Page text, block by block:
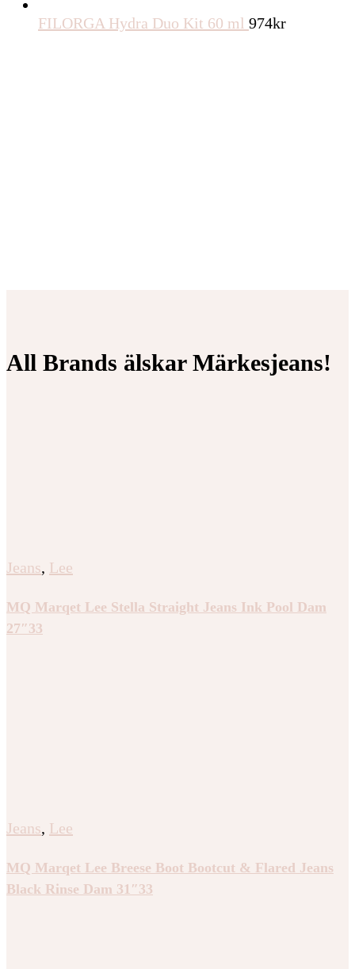
FILORGA Hydra Duo Kit 60 ml 974kr
All Brands älskar Märkesjeans!
Jeans, Lee
MQ Marqet Lee Stella Straight Jeans Ink Pool Dam
27″33
Jeans, Lee
MQ Marqet Lee Breese Boot Bootcut & Flared Jeans
Black Rinse Dam 31″33